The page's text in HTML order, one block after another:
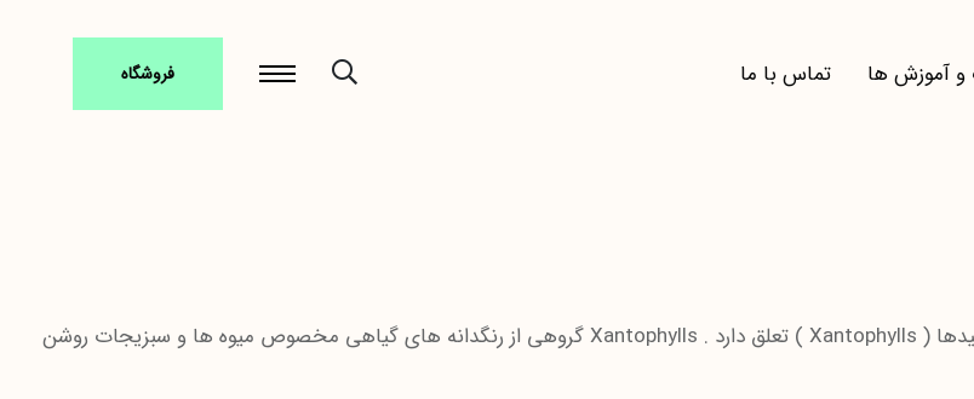
و آموزش ها تماس با ما فروشگاه
لوتئین ( Lutein ) یک آنتی اکسیدان مغذی می باشد که به خانواده ی کاروتنوئیدها ( Xantophylls ) تعلق دارد . Xantophylls گروهی از رنگدانه های گیاهی مخصوص میوه ها و سبزیجات روشن